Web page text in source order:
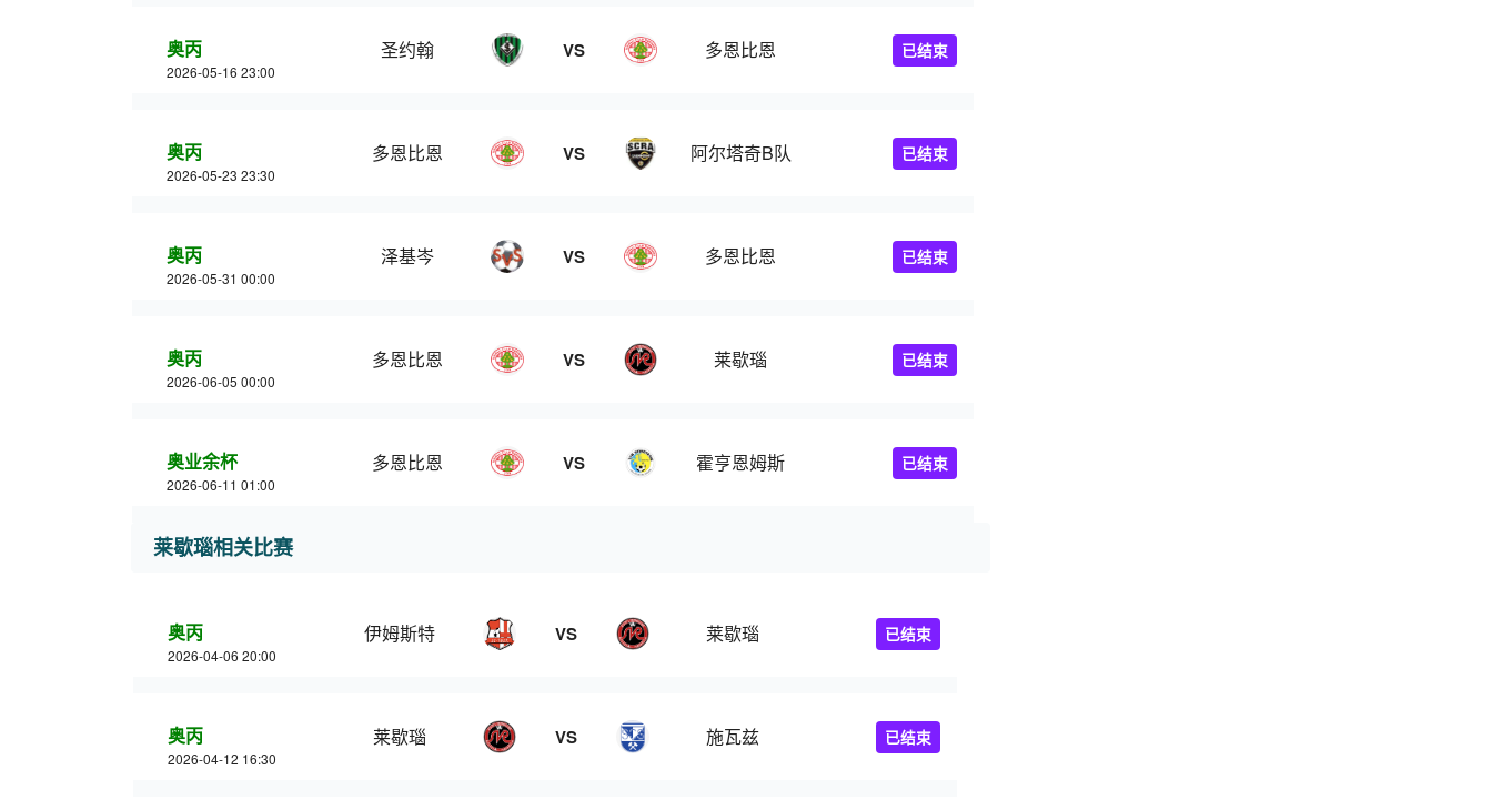
奥丙
2026-05-16 23:00
圣约翰 VS 多恩比恩 已结束
奥丙
2026-05-23 23:30
多恩比恩 VS 阿尔塔奇B队 已结束
奥丙
2026-05-31 00:00
泽基岑 VS 多恩比恩 已结束
奥丙
2026-06-05 00:00
多恩比恩 VS 莱歇瑙 已结束
奥业余杯
2026-06-11 01:00
多恩比恩 VS 霍亨恩姆斯 已结束
莱歇瑙相关比赛
奥丙
2026-04-06 20:00
伊姆斯特 VS 莱歇瑙 已结束
奥丙
2026-04-12 16:30
莱歇瑙 VS 施瓦兹 已结束